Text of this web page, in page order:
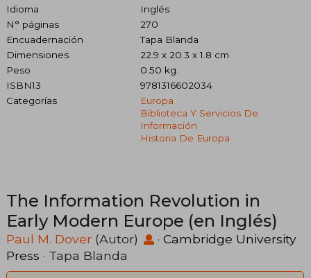
Idioma
Inglés
N° páginas
270
Encuadernación
Tapa Blanda
Dimensiones
22.9 x 20.3 x 1.8 cm
Peso
0.50 kg.
ISBN13
9781316602034
Categorías
Europa
Biblioteca Y Servicios De
Información
Historia De Europa
The Information Revolution in
Early Modern Europe (en Inglés)
Paul M. Dover (Autor) · Cambridge University
Press · Tapa Blanda